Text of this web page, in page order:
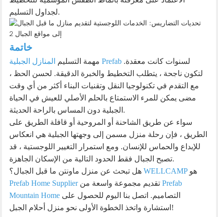
لجداول التسليم.
خاتمة
مهمة التسليم المنازل الجبلية Prefab لسنوات كانت معقدة.
لتكون ناجحة ، يتطلب التخطيط والخبرة الدقيقة. لحسن الحظ ،
مع التقدم في تكنولوجيا النقل وتقنيات البناء أكثر من أي وقت
مضى يمكن للمرء الاستمتاع بالحلم الأصلي للعيش في الحياة
الجبلية دون المساس بالراحة الحديثة.
سواء عن طريق الشاحنة أو المروحية أو قافلة الطريق على
الطريق ، فإن رحلة منزل مسمن إلى وجهتها الجبلية هي انعكاس
للإبداع والحماس للإنسان. ومع استمرار التغيير اللوجستية ، قد
تصبح الجبال فقط الحدود التالية من الإسكان الجاهزة.
هل تبحث عن منزل ماونتن ما قبل الجبال؟WELLCAMP هو
Prefab Home Supplier
تقديم مجموعة واسعة منPrefab
Mountain Home التصاميم. اتصل بنا اليوم للحصول على
استشارة واتخذ الخطوة الأولى نحو منزل أحلام الجبل!